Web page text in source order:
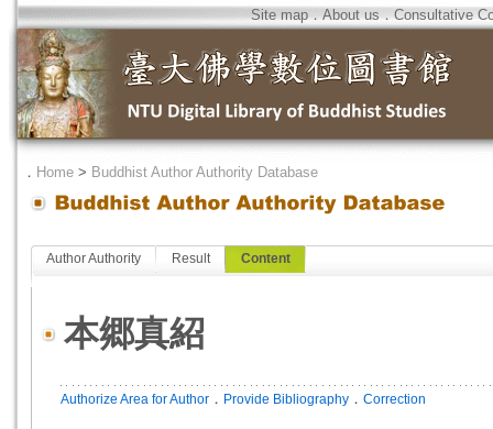
Site map．About us．Consultative
． Home > Buddhist Author Authority Database
Author Authority Result Content
本郷真紹
Authorize Area for Author ． Provide Bibliography ． Correction